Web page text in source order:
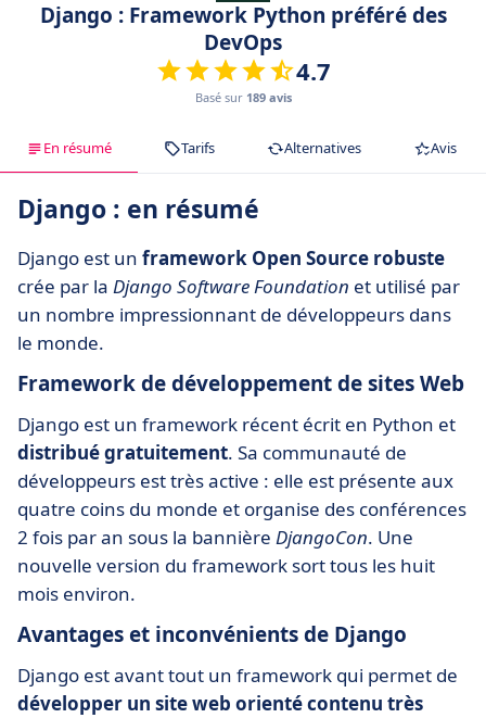
Django : Framework Python préféré des
DevOps
4.7
Basé sur 189 avis
En résumé Tarifs Alternatives Avis
Django : en résumé
Django est un framework Open Source robuste
crée par la Django Software Foundation et utilisé par
un nombre impressionnant de développeurs dans
le monde.
Framework de développement de sites Web
Django est un framework récent écrit en Python et
distribué gratuitement. Sa communauté de
développeurs est très active : elle est présente aux
quatre coins du monde et organise des conférences
2 fois par an sous la bannière DjangoCon. Une
nouvelle version du framework sort tous les huit
mois environ.
Avantages et inconvénients de Django
Django est avant tout un framework qui permet de
développer un site web orienté contenu très